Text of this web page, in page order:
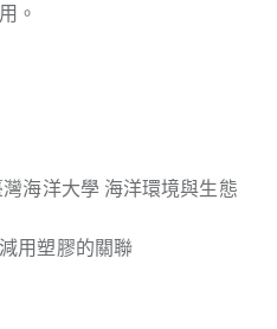
。
海洋大學 海洋環境與生態
用塑膠的關聯